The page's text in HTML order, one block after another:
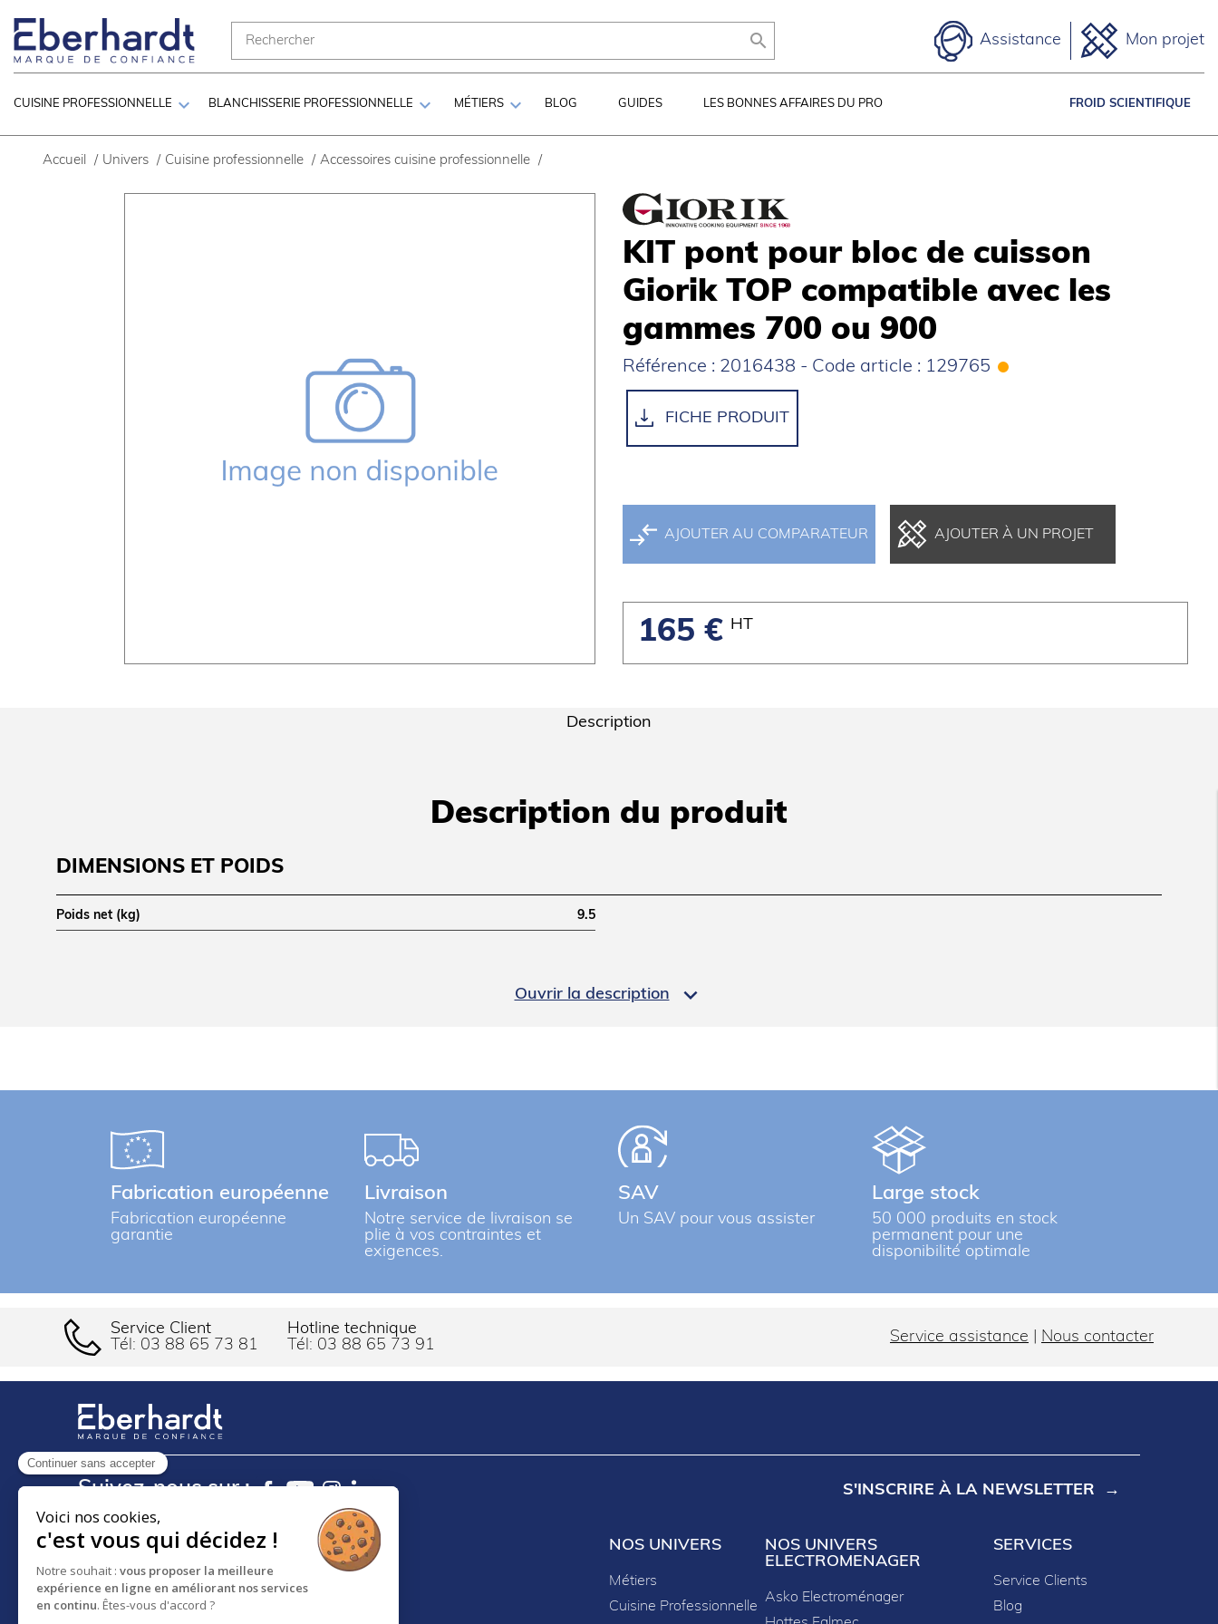
Continuer sans accepter
Voici nos cookies,
c'est vous qui décidez !
Notre souhait : vous proposer la meilleure
expérience en ligne en améliorant nos services
en continu. Êtes-vous d'accord ?
 Assistance Mon projet
CUISINE PROFESSIONNELLE  BLANCHISSERIE PROFESSIONNELLE  MÉTIERS  BLOG GUIDES LES BONNES AFFAIRES DU PRO FROID SCIENTIFIQUE
Accueil / Univers / Cuisine professionnelle / Accessoires cuisine professionnelle /
KIT pont pour bloc de cuisson
Giorik TOP compatible avec les
gammes 700 ou 900
Référence : 2016438 - Code article : 129765
FICHE PRODUIT
AJOUTER AU COMPARATEUR AJOUTER À UN PROJET
165 € HT
Description
Ouvrir la description 
Description du produit
DIMENSIONS ET POIDS
Poids net (kg) 9.5
Fabrication européenne
Fabrication européenne
garantie
Livraison
Notre service de livraison se
plie à vos contraintes et
exigences.
SAV
Un SAV pour vous assister
Large stock
50 000 produits en stock
permanent pour une
disponibilité optimale
Service Client
Tél: 03 88 65 73 81
Hotline technique
Tél: 03 88 65 73 91 Service assistance Nous contacter
Suivez-nous sur : S'INSCRIRE À LA NEWSLETTER
18 RUE DES FRÈRES EBERTS
BP 30083 - F-67024
STRASBOURG CEDEX 1
NOS UNIVERS
Métiers
Cuisine Professionnelle
NOS UNIVERS
ELECTROMENAGER
Asko Electroménager
SERVICES
Service Clients
Blog